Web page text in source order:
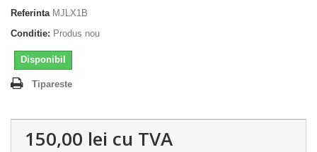
Referinta MJLX1B
Conditie: Produs nou
Disponibil
Tipareste
150,00 lei cu TVA